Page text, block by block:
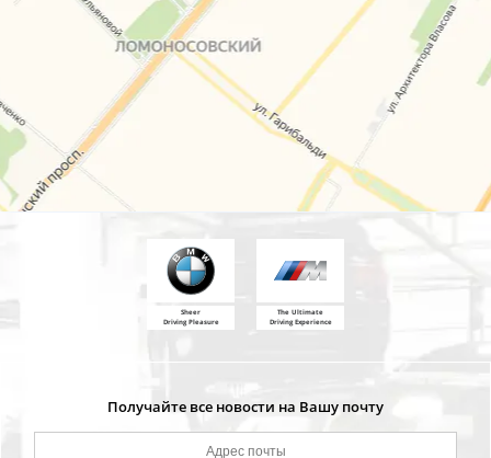
Sheer
Driving Pleasure
The Ultimate
Driving Experience
Получайте все новости на Вашу почту